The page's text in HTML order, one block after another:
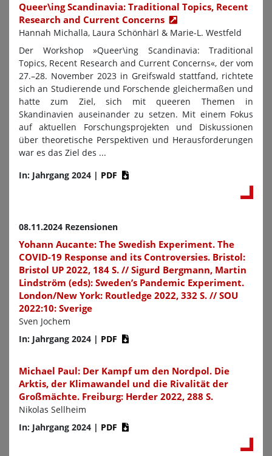
Queer\ing Scandinavia: Traditional Topics, Recent
Research and Current Concerns
Hannah Michalla, Laura Schönhärl & Marie-L. Westfeld
Der Workshop »Queer\ing Scandinavia: Traditional
Topics, Recent Research and Current Concerns«, der vom
27.–28. November 2023 in Greifswald stattfand, richtete
sich an Studierende und Forschende gleichermaßen und
hatte zum Ziel, sich mit queeren Themen in
Skandinavien auseinander zu setzen. Mit einem Fokus
auf aktuellen Forschungsprojekten und Diskussionen
über theoretische Perspektiven und Herausforderungen
war es das Ziel des ...
In: Jahrgang 2024 | PDF
08.11.2024 Rezensionen
Yohann Aucante: The Swedish Experiment. The
COVID-19 Response and its Controversies. Bristol:
Bristol UP 2022, 184 S. // Sigurd Bergmann, Martin
Lindström (eds): Sweden’s Pandemic Experiment.
London/New York: Routledge 2022, 332 S. // SOU
2022:10: Sverige
Sven Jochem
In: Jahrgang 2024 | PDF
Michael Paul: Der Kampf um den Nordpol. Die
Arktis, der Klimawandel und die Rivalität der
Großmächte. Freiburg: Herder 2022, 288 S.
Nikolas Sellheim
In: Jahrgang 2024 | PDF